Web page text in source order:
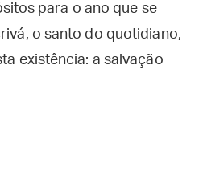
para o ano que se
o santo do quotidiano,
existência: a salvação